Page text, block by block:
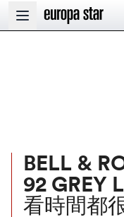
Open main menu
BELL &
92 GREY
看時間都